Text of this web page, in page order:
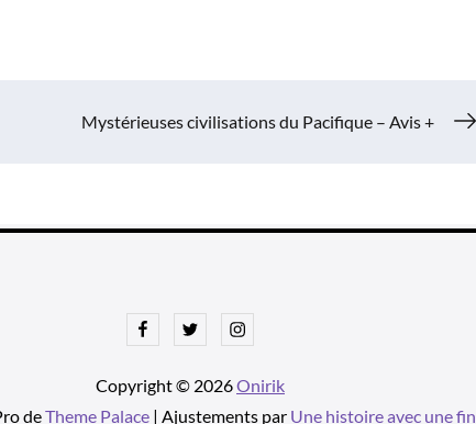
Mystérieuses civilisations du Pacifique – Avis +
FacebookTwitterInstagram
Copyright © 2026Onirik
deTheme Palace| Ajustements par Une histoire avec une fin